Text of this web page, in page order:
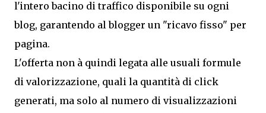
l'intero bacino di traffico disponibile su ogni
blog, garantendo al blogger un "ricavo fisso" per
pagina.
L'offerta non à quindi legata alle usuali formule
di valorizzazione, quali la quantità di click
generati, ma solo al numero di visualizzazioni